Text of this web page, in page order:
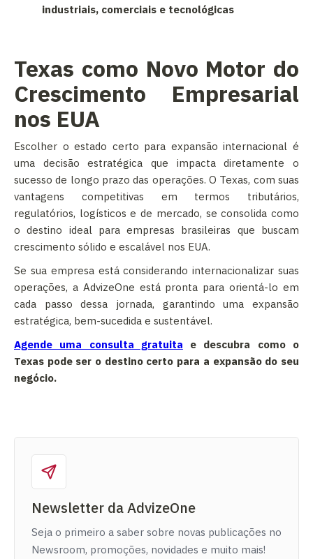
industriais, comerciais e tecnológicas
Texas como Novo Motor do
Crescimento Empresarial
nos EUA
Escolher o estado certo para expansão internacional é
uma decisão estratégica que impacta diretamente o
sucesso de longo prazo das operações. O Texas, com suas
vantagens competitivas em termos tributários,
regulatórios, logísticos e de mercado, se consolida como
o destino ideal para empresas brasileiras que buscam
crescimento sólido e escalável nos EUA.
Se sua empresa está considerando internacionalizar suas
operações, a AdvizeOne está pronta para orientá-lo em
cada passo dessa jornada, garantindo uma expansão
estratégica, bem-sucedida e sustentável.
Agende uma consulta gratuita e descubra como o
Texas pode ser o destino certo para a expansão do seu
negócio.
Newsletter da AdvizeOne
Seja o primeiro a saber sobre novas publicações no
Newsroom, promoções, novidades e muito mais!